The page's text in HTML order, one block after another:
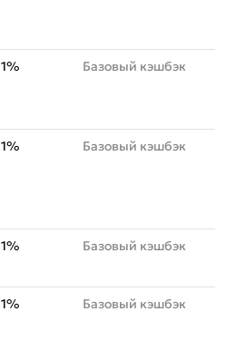
1% Базовый кэшбэк
1% Базовый кэшбэк
1% Базовый кэшбэк
1% Базовый кэшбэк